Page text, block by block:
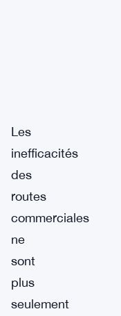
Les
inefficacités
des
routes
commerciales
ne
sont
plus
seulement